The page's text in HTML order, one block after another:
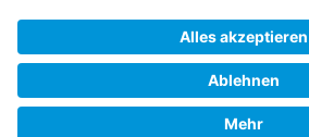
Veranstalter und Organisator:
Partner: Netzwerk
Datenschutz·